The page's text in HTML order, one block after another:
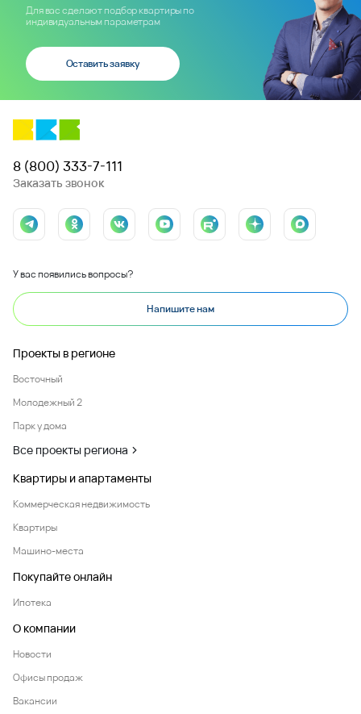
Для вас сделают подбор квартиры по
индивидуальным параметрам
Оставить заявку
8 (800) 333-7-111
Заказать звонок
У вас появились вопросы?
Напишите нам
Проекты в регионе
Восточный
Молодежный 2
Парк у дома
Все проекты региона
Квартиры и апартаменты
Коммерческая недвижимость
Квартиры
Машино-места
Покупайте онлайн
Ипотека
О компании
Новости
Офисы продаж
Вакансии